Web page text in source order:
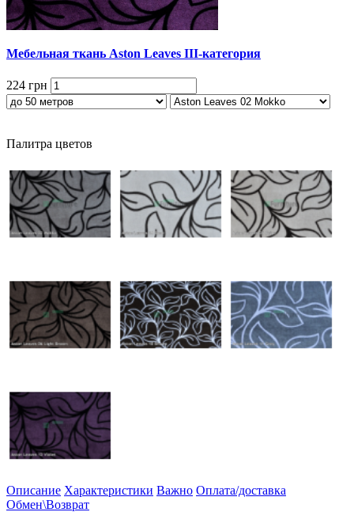
Мебельная ткань Aston Leaves III-категория
224 грн
Палитра цветов
Описание Характеристики Важно Оплата/доставка
Обмен\Возврат